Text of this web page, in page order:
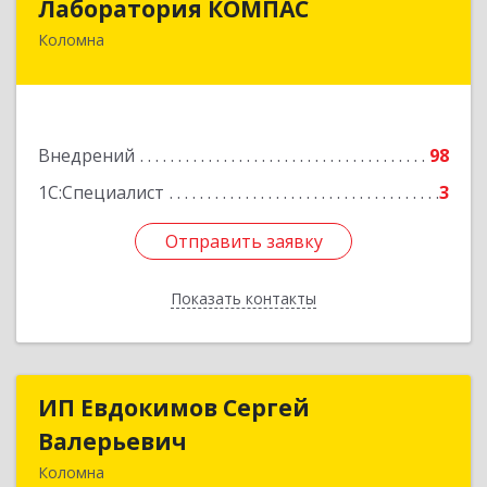
Лаборатория КОМПАС
Коломна
Внедрений
98
1С:Специалист
3
Отправить заявку
Показать контакты
140415, Московская обл, Коломна г, Л.Толстого
Отправить заявку
Назад
ИП Евдокимов Сергей
Валерьевич
Коломна
ИП Евдокимов Сергей